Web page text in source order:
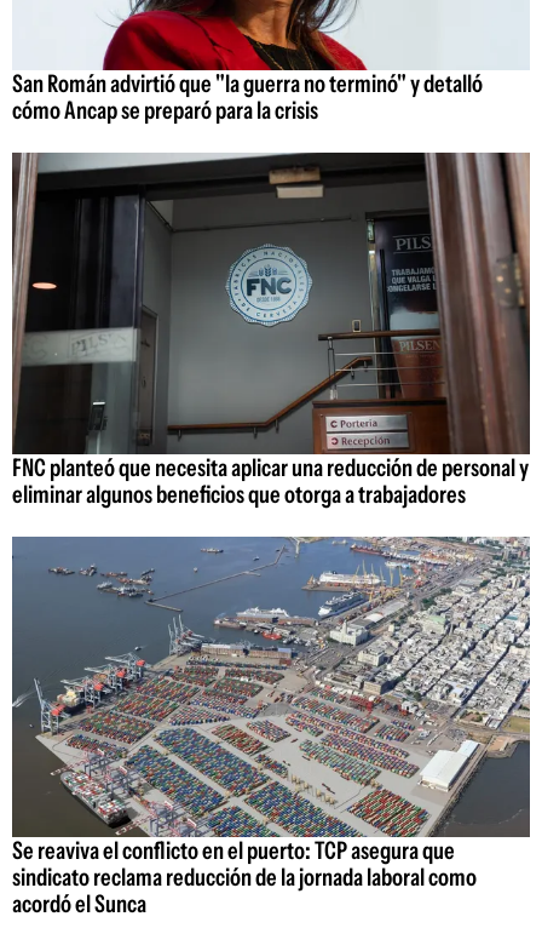
San Román advirtió que "la guerra no terminó" y detalló
cómo Ancap se preparó para la crisis
FNC planteó que necesita aplicar una reducción de personal y
eliminar algunos beneficios que otorga a trabajadores
Se reaviva el conflicto en el puerto: TCP asegura que
sindicato reclama reducción de la jornada laboral como
acordó el Sunca